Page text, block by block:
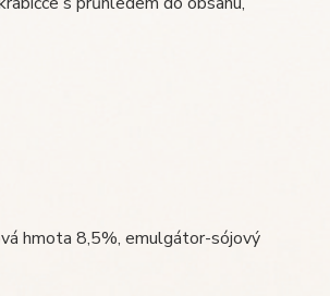
hmota 8,5%, emulgátor-sójový